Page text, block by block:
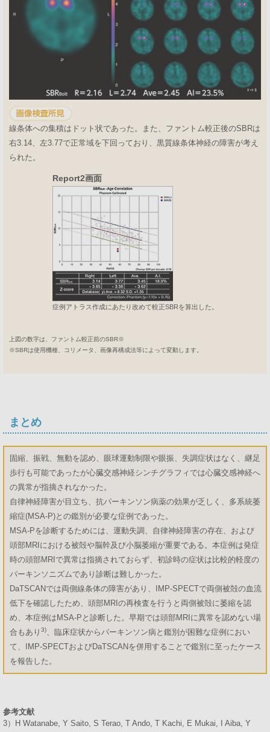
線条体への集積はドット状であった。また、ファントム較正後のSBRは
右3.14、左3.77で正常域を下回っており、黒質線条体神経の障害が考え
られた。
Report2画面
症例アトラス作成にあたり改めて較正SBRを算出した。
上図の数字は、ファントム較正前のSBR※
※SBRは使用機種、コリメータ、画像再構成法等によって変動します。
まとめ
固縮、振戦、無動を認め、眼球運動制限や眼振、失調症状はなく、継足
歩行も可能であったが心臓交感神経シンチグラフィでは心臓交感神経へ
の異常が指摘されなかった。
自律神経障害が目立ち、抗パーキンソン病薬の効果が乏しく、多系統萎
縮症(MSA-P)との鑑別が必要な症例であった。
MSA-Pを診断するためには、運動失調、自律神経障害の存在、および
頭部MRIにおける被殻や脳幹及び小脳萎縮が重要である。本症例は発症
時の頭部MRIで異常は指摘されておらず、初診時の症状は比較的軽度の
パーキンソニズムであり診断は難しかった。
DaTSCANでは両側線条体の障害があり、IMP-SPECTで両側被殻の血流
低下を確認したため、頭部MRIの再検査を行うと両側被殻に萎縮を認
め、本症例はMSA-Pと診断した。早期では頭部MRIに異常を認めない場
合もあり 3)
、臨床症状からパーキンソン病と鑑別が困難な症例におい
て、IMP-SPECTおよびDaTSCANを併用することで鑑別に至ったケース
を報告した。
参考文献
3）H Watanabe, Y Saito, S Terao, T Ando, T Kachi, E Mukai, I Aiba, Y